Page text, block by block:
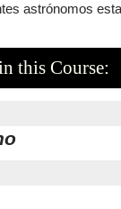
astrónomos
this Course: